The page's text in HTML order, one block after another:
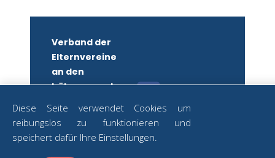
Verband der
Elternvereine
an den
höheren und
Diese Seite verwendet Cookies um
reibungslos zu funktionieren und
speichert dafür Ihre Einstellungen.